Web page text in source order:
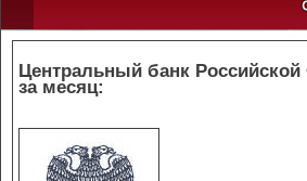
Центральный банк
за месяц: